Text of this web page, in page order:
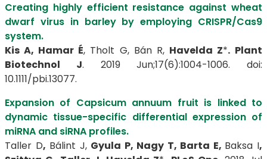
Creating highly efficient resistance against wheat
dwarf virus in barley by employing CRISPR/Cas9
system.
Kis A, Hamar É, Tholt G, Bán R, Havelda Z*. Plant
Biotechnol J. 2019 Jun;17(6):1004-1006. doi:
10.1111/pbi.13077.
Expansion of Capsicum annuum fruit is linked to
dynamic tissue-specific differential expression of
miRNA and siRNA profiles.
Taller D, Bálint J, Gyula P, Nagy T, Barta E, Baksa I,